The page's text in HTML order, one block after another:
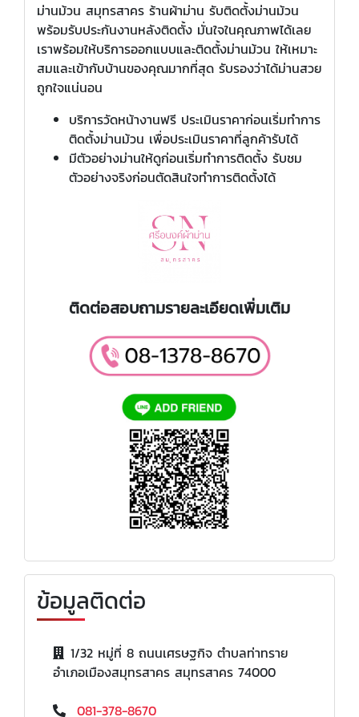
ม่านม้วน สมุทรสาคร ร้านผ้าม่าน รับติดตั้งม่านม้วน
พร้อมรับประกันงานหลังติดตั้ง มั่นใจในคุณภาพได้เลย
เราพร้อมให้บริการออกแบบและติดตั้งม่านม้วน ให้เหมาะ
สมและเข้ากับบ้านของคุณมากที่สุด รับรองว่าได้ม่านสวย
ถูกใจแน่นอน
บริการวัดหน้างานฟรี ประเมินราคาก่อนเริ่มทำการ
ติดตั้งม่านม้วน เพื่อประเมินราคาที่ลูกค้ารับได้
มีตัวอย่างม่านให้ดูก่อนเริ่มทำการติดตั้ง รับชม
ตัวอย่างจริงก่อนตัดสินใจทำการติดตั้งได้
ติดต่อสอบถามรายละเอียดเพิ่มเติม
ข้อมูลติดต่อ
1/32 หมู่ที่ 8 ถนนเศรษฐกิจ ตำบลท่าทราย
อำเภอเมืองสมุทรสาคร สมุทรสาคร 74000
081-378-8670